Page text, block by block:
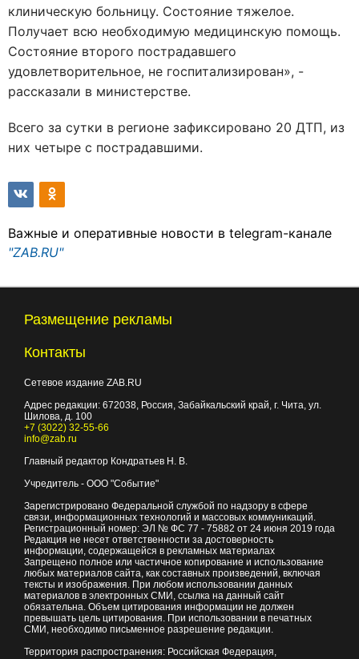
клиническую больницу. Состояние тяжелое.
Получает всю необходимую медицинскую помощь.
Состояние второго пострадавшего
удовлетворительное, не госпитализирован», -
рассказали в министерстве.
Всего за сутки в регионе зафиксировано 20 ДТП, из
них четыре с пострадавшими.
Важные и оперативные новости в telegram-канале
"ZAB.RU"
Размещение рекламы
Контакты
Сетевое издание ZAB.RU
Адрес редакции: 672038 , Россия, Забайкальский край, г. Чита ул.
Шилова, д. 100
+7 (3022) 32-55-66
info@zab.ru
Главный редактор Кондратьев Н. В.
Учредитель - ООО "Событие"
Зарегистрировано Федеральной службой по надзору в сфере
связи, информационных технологий и массовых коммуникаций.
Регистрационный номер: ЭЛ № ФС 77 - 75882 от 24 июня 2019 года
Редакция не несет ответственности за достоверность
информации, содержащейся в рекламных материалах
Запрещено полное или частичное копирование и использование
любых материалов сайта, как составных произведений, включая
тексты и изображения. При любом использовании данных
материалов в электронных СМИ, ссылка на данный сайт
обязательна. Объем цитирования информации не должен
превышать цель цитирования. При использовании в печатных
СМИ, необходимо письменное разрешение редакции.
Территория распространения: Российская Федерация,